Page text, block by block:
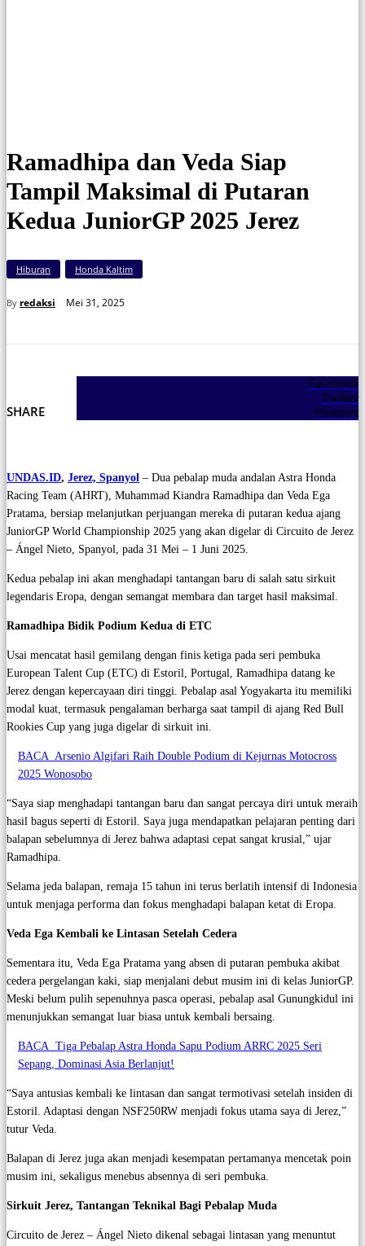
Ramadhipa dan Veda Siap
Tampil Maksimal di Putaran
Kedua JuniorGP 2025 Jerez
Hiburan Honda Kaltim
By redaksi Mei 31, 2025
SHARE
Facebook
Twitter
Pinterest
UNDAS.ID, Jerez, Spanyol – Dua pebalap muda andalan Astra Honda
Racing Team (AHRT), Muhammad Kiandra Ramadhipa dan Veda Ega
Pratama, bersiap melanjutkan perjuangan mereka di putaran kedua ajang
JuniorGP World Championship 2025 yang akan digelar di Circuito de Jerez
– Ángel Nieto, Spanyol, pada 31 Mei – 1 Juni 2025.
Kedua pebalap ini akan menghadapi tantangan baru di salah satu sirkuit
legendaris Eropa, dengan semangat membara dan target hasil maksimal.
Ramadhipa Bidik Podium Kedua di ETC
Usai mencatat hasil gemilang dengan finis ketiga pada seri pembuka
European Talent Cup (ETC) di Estoril, Portugal, Ramadhipa datang ke
Jerez dengan kepercayaan diri tinggi. Pebalap asal Yogyakarta itu memiliki
modal kuat, termasuk pengalaman berharga saat tampil di ajang Red Bull
Rookies Cup yang juga digelar di sirkuit ini.
BACA Arsenio Algifari Raih Double Podium di Kejurnas Motocross
2025 Wonosobo
“Saya siap menghadapi tantangan baru dan sangat percaya diri untuk meraih
hasil bagus seperti di Estoril. Saya juga mendapatkan pelajaran penting dari
balapan sebelumnya di Jerez bahwa adaptasi cepat sangat krusial,” ujar
Ramadhipa.
Selama jeda balapan, remaja 15 tahun ini terus berlatih intensif di Indonesia
untuk menjaga performa dan fokus menghadapi balapan ketat di Eropa.
Veda Ega Kembali ke Lintasan Setelah Cedera
Sementara itu, Veda Ega Pratama yang absen di putaran pembuka akibat
cedera pergelangan kaki, siap menjalani debut musim ini di kelas JuniorGP.
Meski belum pulih sepenuhnya pasca operasi, pebalap asal Gunungkidul ini
menunjukkan semangat luar biasa untuk kembali bersaing.
BACA Tiga Pebalap Astra Honda Sapu Podium ARRC 2025 Seri
Sepang, Dominasi Asia Berlanjut!
“Saya antusias kembali ke lintasan dan sangat termotivasi setelah insiden di
Estoril. Adaptasi dengan NSF250RW menjadi fokus utama saya di Jerez,”
tutur Veda.
Balapan di Jerez juga akan menjadi kesempatan pertamanya mencetak poin
musim ini, sekaligus menebus absennya di seri pembuka.
Sirkuit Jerez, Tantangan Teknikal Bagi Pebalap Muda
Circuito de Jerez – Ángel Nieto dikenal sebagai lintasan yang menuntut